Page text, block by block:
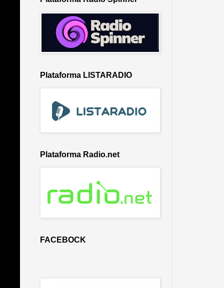
Plataforma LISTARADIO
Plataforma Radio.net
FACEBOCK